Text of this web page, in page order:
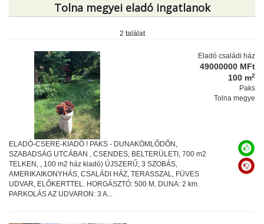
Tolna megyei eladó ingatlanok
2 találat
Eladó családi ház
49000000 MFt
100 m2
Paks
Tolna megye
ELADÓ-CSERE-KIADÓ ! PAKS - DUNAKÖMLŐDŐN,
SZABADSÁG UTCÁBAN , CSENDES, BELTERÜLETI, 700 m2
TELKEN, , 100 m2 ház kiadó) ÚJSZERŰ, 3 SZOBÁS,
AMERIKAIKONYHÁS, CSALÁDI HÁZ, TERASSZAL, FÜVES
UDVAR, ELŐKERTTEL. HORGÁSZTÓ: 500 M, DUNA: 2 km.
PARKOLÁS AZ UDVARON: 3 A...